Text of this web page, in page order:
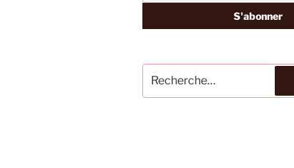
pour
: